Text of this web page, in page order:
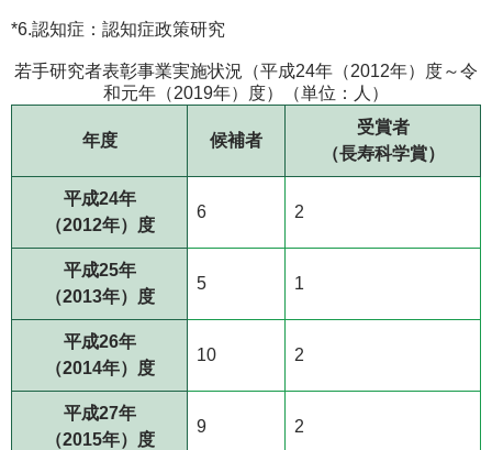
*6.認知症：認知症政策研究
若手研究者表彰事業実施状況（平成24年（2012年）度～令
和元年（2019年）度）（単位：人）
年度 候補者
受賞者
（長寿科学賞）
平成24年
（2012年）度
6 2
平成25年
（2013年）度
5 1
平成26年
（2014年）度
10 2
平成27年
（2015年）度
9 2